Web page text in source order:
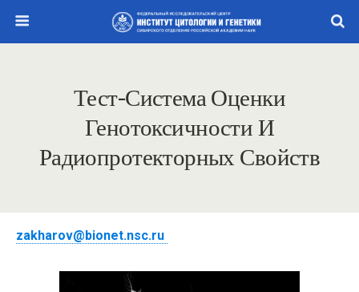
Тест-Система Оценки
Генотоксичности И
Радиопротекторных Свойств
zakharov@bionet.nsc.ru